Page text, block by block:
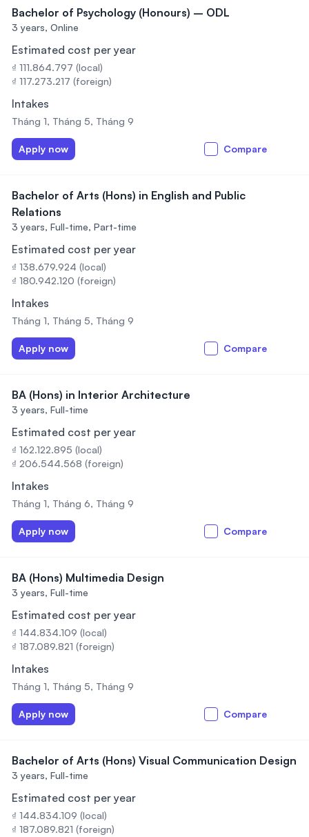
Bachelor of Psychology (Honours) – ODL
3 years, Online
Estimated cost per year
₫ 111.864.797 (local)
₫ 117.273.217 (foreign)
Intakes
Tháng 1, Tháng 5, Tháng 9
Apply now Compare
Bachelor of Arts (Hons) in English and Public
Relations
3 years, Full-time, Part-time
Estimated cost per year
₫ 138.679.924 (local)
₫ 180.942.120 (foreign)
Intakes
Tháng 1, Tháng 5, Tháng 9
Apply now Compare
BA (Hons) in Interior Architecture
3 years, Full-time
Estimated cost per year
₫ 162.122.895 (local)
₫ 206.544.568 (foreign)
Intakes
Tháng 1, Tháng 6, Tháng 9
Apply now Compare
BA (Hons) Multimedia Design
3 years, Full-time
Estimated cost per year
₫ 144.834.109 (local)
₫ 187.089.821 (foreign)
Intakes
Tháng 1, Tháng 5, Tháng 9
Apply now Compare
Bachelor of Arts (Hons) Visual Communication Design
3 years, Full-time
Estimated cost per year
₫ 144.834.109 (local)
₫ 187.089.821 (foreign)